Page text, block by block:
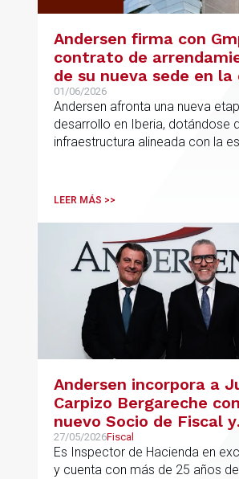
Andersen firma con
contrato de
de su nueva sede en la
Hermosilla
01/06/2026
Andersen afronta una nueva
desarrollo en Iberia, dotándose
infraestructura alineada con la
LEER MÁS >>
Andersen incorpora a
Carpizo Bergareche
nuevo Socio de Fiscal y
responsable de la
ibérica de Fiscalidad
27/05/2026Fiscal
Es Inspector de Hacienda en
y cuenta con más de 25 años de